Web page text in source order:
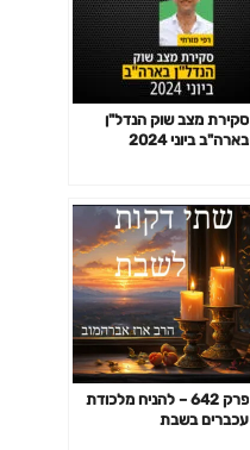
סקירת מצב שוק הנדל"ן
בארה"ב ביוני 2024
פרק 642 – להניח מלכודת
עכברים בשבת